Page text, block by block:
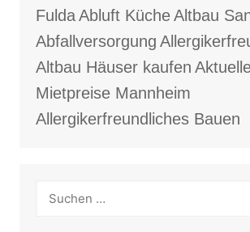
FuldaAbluft KücheAltbau
Abfallversorgung
Altbau Häuser kaufen
Mietpreise Mannheim
Allergikerfreundliches Bauen